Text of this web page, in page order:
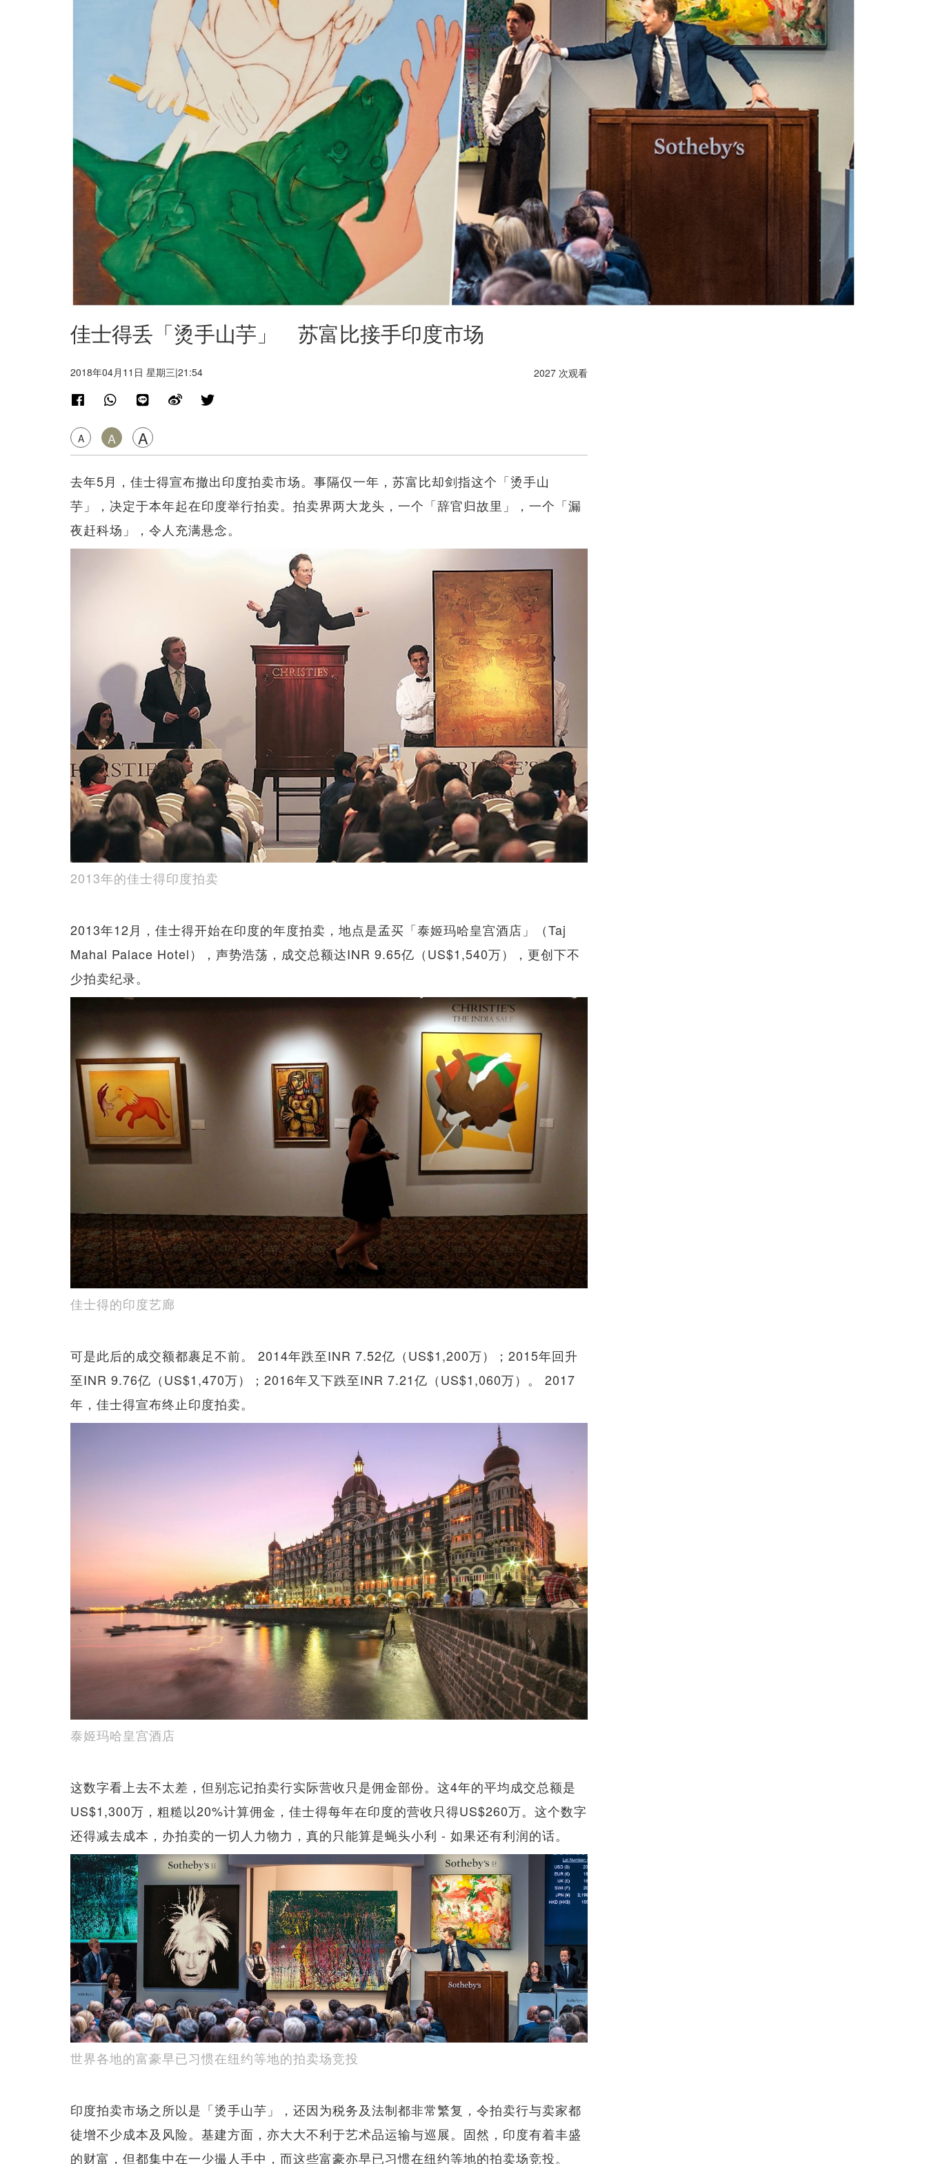
佳士得丢「烫手山芋」 苏富比接手印度市场
2018年04月11日 星期三|21:54
A A A
2027 次观看
去年5月，佳士得宣布撤出印度拍卖市场。事隔仅一年，苏富比却剑指这个「烫手山
芋」，决定于本年起在印度举行拍卖。拍卖界两大龙头，一个「辞官归故里」，一个「漏
夜赶科场」，令人充满悬念。
2013年的佳士得印度拍卖
2013年12月，佳士得开始在印度的年度拍卖，地点是孟买「泰姬玛哈皇宫酒店」（Taj
Mahal Palace Hotel），声势浩荡，成交总额达INR 9.65亿（US$1,540万），更创下不
少拍卖纪录。
佳士得的印度艺廊
可是此后的成交额都裹足不前。 2014年跌至INR 7.52亿（US$1,200万）；2015年回升
至INR 9.76亿（US$1,470万）；2016年又下跌至INR 7.21亿（US$1,060万）。 2017
年，佳士得宣布终止印度拍卖。
泰姬玛哈皇宫酒店
这数字看上去不太差，但别忘记拍卖行实际营收只是佣金部份。这4年的平均成交总额是
US$1,300万，粗糙以20%计算佣金，佳士得每年在印度的营收只得US$260万。这个数字
还得减去成本，办拍卖的一切人力物力，真的只能算是蝇头小利 - 如果还有利润的话。
世界各地的富豪早已习惯在纽约等地的拍卖场竞投
印度拍卖市场之所以是「烫手山芋」，还因为税务及法制都非常繁复，令拍卖行与卖家都
徒增不少成本及风险。基建方面，亦大大不利于艺术品运输与巡展。固然，印度有着丰盛
的财富，但都集中在一少撮人手中，而这些富豪亦早已习惯在纽约等地的拍卖场竞投。